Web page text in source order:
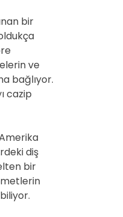
bir
ve
bağlıyor.
cazip
diş
bir